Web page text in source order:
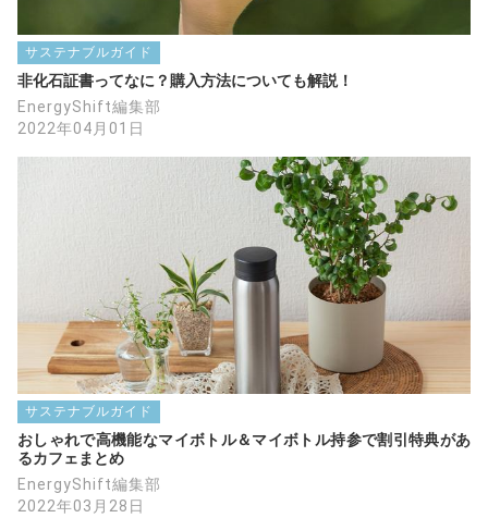
サステナブルガイド
非化石証書ってなに？購入方法についても解説！
EnergyShift編集部
2022年04月01日
サステナブルガイド
おしゃれで高機能なマイボトル＆マイボトル持参で割引特典があ
るカフェまとめ
EnergyShift編集部
2022年03月28日